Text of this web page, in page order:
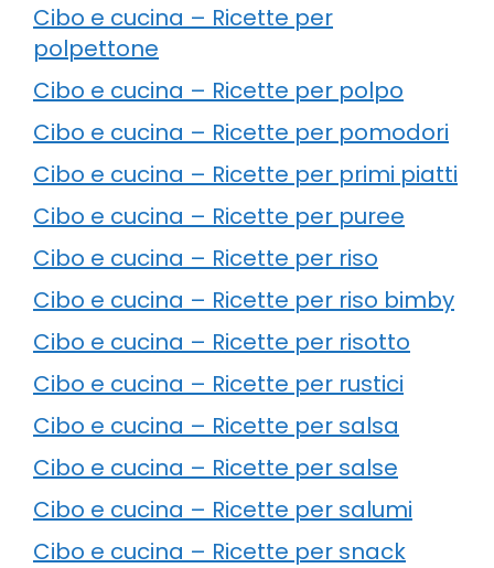
Cibo e cucina – Ricette per
polpettone
Cibo e cucina – Ricette per polpo
Cibo e cucina – Ricette per pomodori
Cibo e cucina – Ricette per primi piatti
Cibo e cucina – Ricette per puree
Cibo e cucina – Ricette per riso
Cibo e cucina – Ricette per riso bimby
Cibo e cucina – Ricette per risotto
Cibo e cucina – Ricette per rustici
Cibo e cucina – Ricette per salsa
Cibo e cucina – Ricette per salse
Cibo e cucina – Ricette per salumi
Cibo e cucina – Ricette per snack